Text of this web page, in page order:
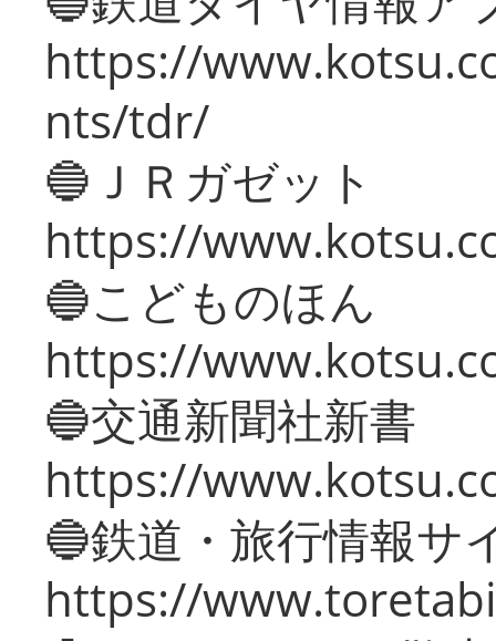
https://
nts/tdr/
🔵ＪＲガゼット
https://
🔵こどものほん
https://
🔵交通新聞社新書
https://
🔵鉄道・旅行情報サ
https://